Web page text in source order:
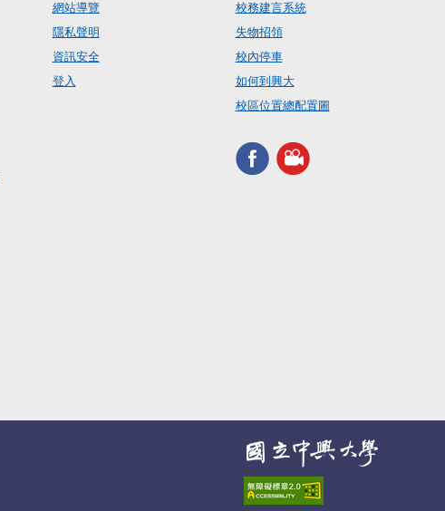
網站導覽
隱私聲明
資訊安全
登入
校務建言系統
失物招領
校內停車
如何到興大
校區位置總配置圖